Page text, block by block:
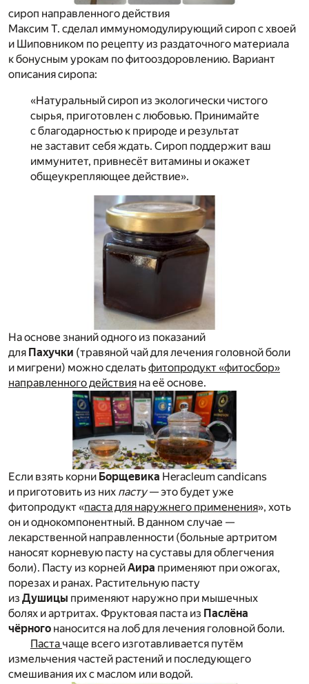
сироп направленного действия
Максим Т. сделал иммуномодулирующий сироп с хвоей
и Шиповником по рецепту из раздаточного материала
к бонусным урокам по фитооздоровлению. Вариант
описания сиропа:
«Натуральный сироп из экологически чистого
сырья, приготовлен с любовью. Принимайте
с благодарностью к природе и результат
не заставит себя ждать. Сироп поддержит ваш
иммунитет, привнесёт витамины и окажет
общеукрепляющее действие».
На основе знаний одного из показаний
для Пахучки (травяной чай для лечения головной боли
и мигрени) можно сделатьфитопродукт «фитосбор»
направленного действия на её основе.
Если взять корни Борщевика Heracleum candicans
и приготовить из них пасту— это будет уже
фитопродукт «паста для наружнего применения», хоть
он и однокомпонентный. В данном случае —
лекарственной направленности (больные артритом
наносят корневую пасту на суставы для облегчения
боли). Пасту из корнейАира применяют при ожогах,
порезах и ранах. Растительную пасту
из Душицы применяют наружно при мышечных
болях и артритах. Фруктовая паста из Паслёна
чёрного наносится на лоб для лечения головной боли.
Паста чаще всего изготавливается путём
измельчения частей растений и последующего
смешивания их с маслом или водой.